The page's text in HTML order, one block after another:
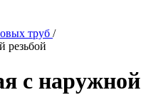
труб /
резьбой
с наружной